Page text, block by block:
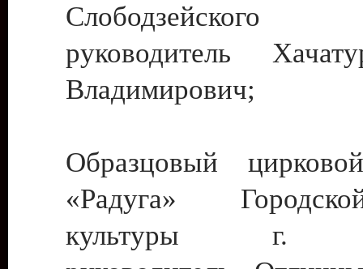
руководитель
Владимирович;
Образцовый
«Радуга»
культуры г.